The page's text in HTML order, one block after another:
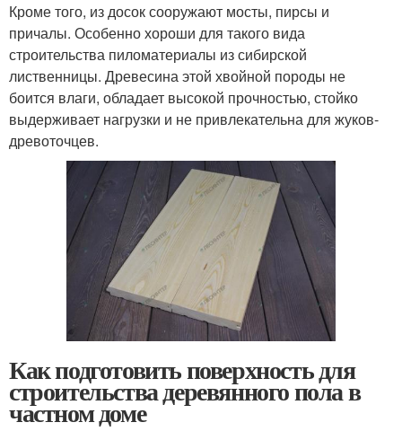
Кроме того, из досок сооружают мосты, пирсы и
причалы. Особенно хороши для такого вида
строительства пиломатериалы из сибирской
лиственницы. Древесина этой хвойной породы не
боится влаги, обладает высокой прочностью, стойко
выдерживает нагрузки и не привлекательна для жуков-
древоточцев.
Как подготовить поверхность для
строительства деревянного пола в
частном доме